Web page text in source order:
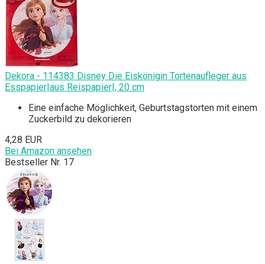
Dekora - 114383 Disney Die Eiskönigin Tortenaufleger aus
Esspapier|aus Reispapier|, 20 cm
Eine einfache Möglichkeit, Geburtstagstorten mit einem
Zuckerbild zu dekorieren
4,28 EUR
Bei Amazon ansehen
Bestseller Nr. 17